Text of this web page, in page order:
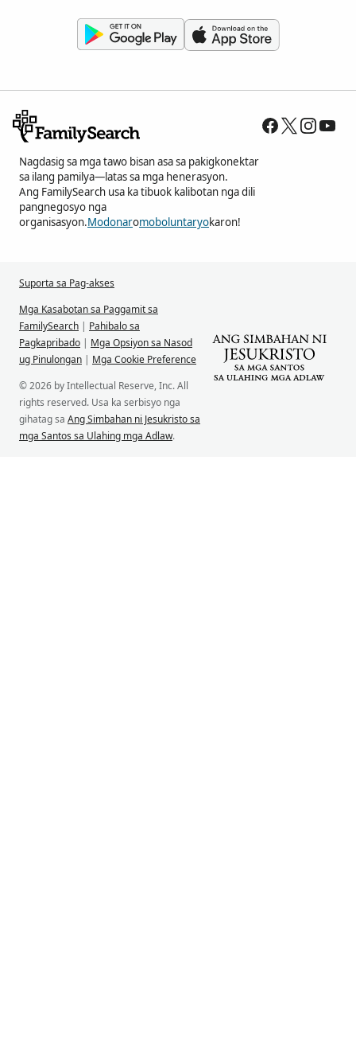
Nagdasig sa mga tawo bisan asa sa pakigkonektar
sa ilang pamilya—latas sa mga henerasyon.
Ang FamilySearch usa ka tibuok kalibotan nga dili
pangnegosyo nga
organisasyon.Modonaromoboluntaryokaron!
Suporta sa Pag-akses
Mga Kasabotan sa Paggamit sa
FamilySearch | Pahibalo sa
Pagkapribado | Mga Opsiyon sa Nasod
ug Pinulongan | Mga Cookie Preference
© 2026 by Intellectual Reserve, Inc. All
rights reserved. Usa ka serbisyo nga
gihatag sa Ang Simbahan ni Jesukristo sa
mga Santos sa Ulahing mga Adlaw.